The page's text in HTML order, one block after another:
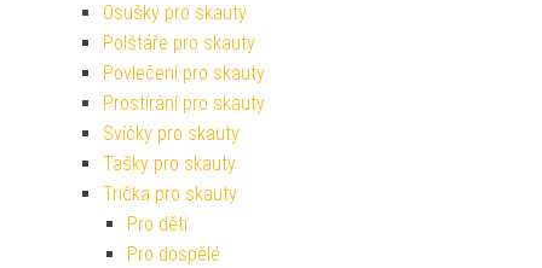
Osušky pro skauty
Polštáře pro skauty
Povlečení pro skauty
Prostírání pro skauty
Svíčky pro skauty
Tašky pro skauty
Trička pro skauty
Pro děti
Pro dospělé